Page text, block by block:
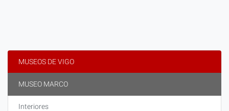
MUSEOS DE VIGO
MUSEO MARCO
Interiores